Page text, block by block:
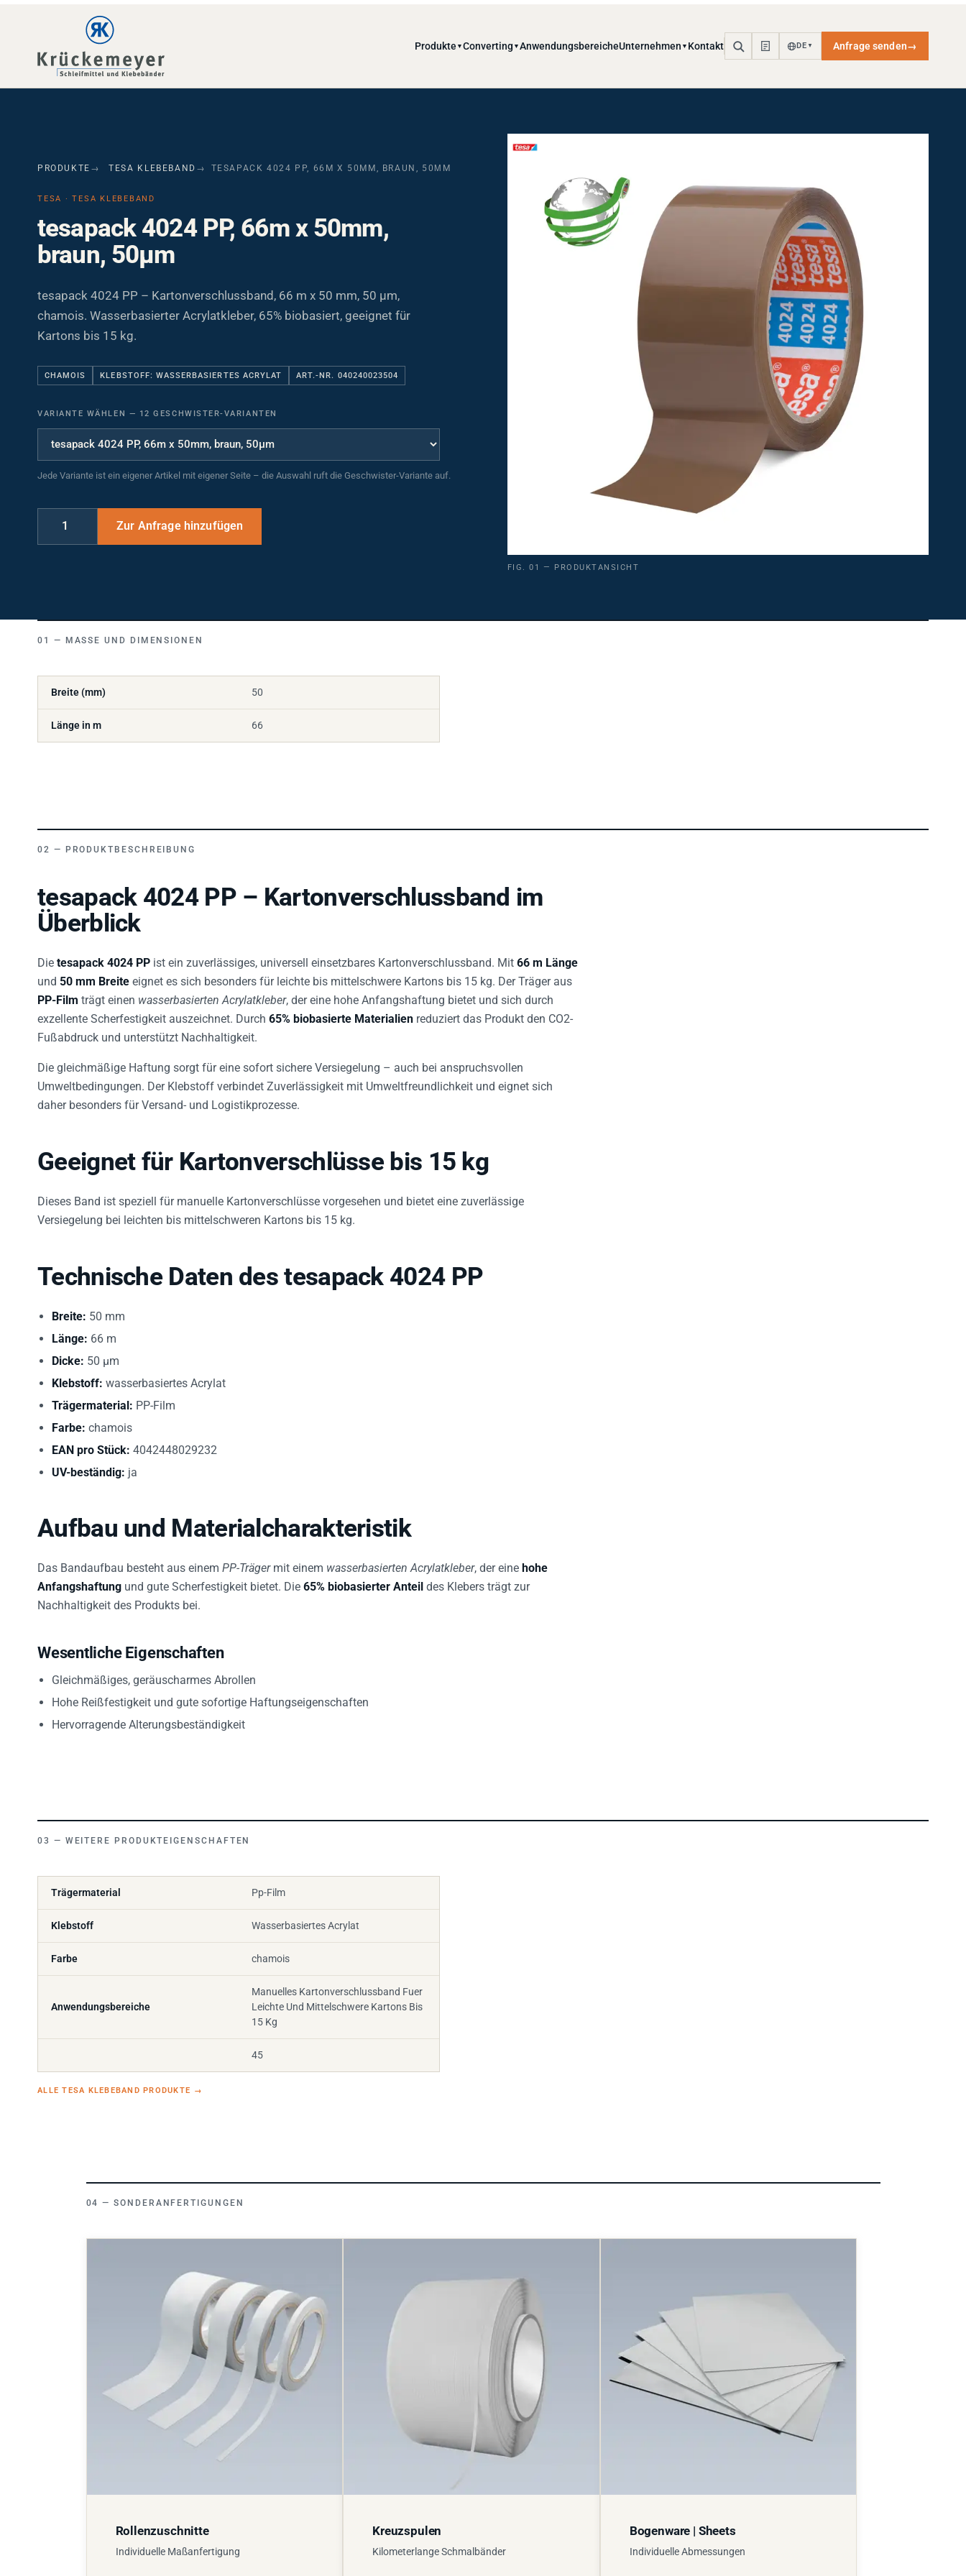
Produkte Converting AnwendungsbereicheUnternehmen Kontakt DE Anfrage senden
PRODUKTE TESA KLEBEBAND TESAPACK 4024 PP, 66M X 50MM, BRAUN, 50ΜM
TESA · TESA KLEBEBAND
tesapack 4024 PP, 66m x 50mm,
braun, 50µm
tesapack 4024 PP – Kartonverschlussband, 66 m x 50 mm, 50 µm,
chamois. Wasserbasierter Acrylatkleber, 65% biobasiert, geeignet für
Kartons bis 15 kg.
CHAMOIS KLEBSTOFF: WASSERBASIERTES ACRYLAT ART.-NR. 040240023504
VARIANTE WÄHLEN 12 GESCHWISTER-VARIANTEN
Jede Variante ist ein eigener Artikel mit eigener Seite – die Auswahl ruft die Geschwister-Variante auf.
FIG. 01 — PRODUKTANSICHT
MASSE UND DIMENSIONEN
Breite (mm) 50
Länge in m 66
PRODUKTBESCHREIBUNG
tesapack 4024 PP – Kartonverschlussband im
Überblick
Die tesapack 4024 PP ist ein zuverlässiges, universell einsetzbares Kartonverschlussband. Mit 66 m Länge
und 50 mm Breite eignet es sich besonders für leichte bis mittelschwere Kartons bis 15 kg. Der Träger aus
PP-Film trägt einen wasserbasierten Acrylatkleber, der eine hohe Anfangshaftung bietet und sich durch
exzellente Scherfestigkeit auszeichnet. Durch 65% biobasierte Materialien reduziert das Produkt den CO2-
Fußabdruck und unterstützt Nachhaltigkeit.
Die gleichmäßige Haftung sorgt für eine sofort sichere Versiegelung – auch bei anspruchsvollen
Umweltbedingungen. Der Klebstoff verbindet Zuverlässigkeit mit Umweltfreundlichkeit und eignet sich
daher besonders für Versand- und Logistikprozesse.
Geeignet für Kartonverschlüsse bis 15 kg
Dieses Band ist speziell für manuelle Kartonverschlüsse vorgesehen und bietet eine zuverlässige
Versiegelung bei leichten bis mittelschweren Kartons bis 15 kg.
Technische Daten des tesapack 4024 PP
Breite: 50 mm
Länge: 66 m
Dicke: 50 µm
Klebstoff: wasserbasiertes Acrylat
Trägermaterial: PP-Film
Farbe: chamois
EAN pro Stück: 4042448029232
UV-beständig: ja
Aufbau und Materialcharakteristik
Das Bandaufbau besteht aus einem PP-Trägermit einem wasserbasierten Acrylatkleber, der eine hohe
Anfangshaftung und gute Scherfestigkeit bietet. Die 65% biobasierter Anteil des Klebers trägt zur
Nachhaltigkeit des Produkts bei.
Wesentliche Eigenschaften
Gleichmäßiges, geräuscharmes Abrollen
Hohe Reißfestigkeit und gute sofortige Haftungseigenschaften
Hervorragende Alterungsbeständigkeit
WEITERE PRODUKTEIGENSCHAFTEN
Trägermaterial Pp-Film
Klebstoff Wasserbasiertes Acrylat
Farbe chamois
Anwendungsbereiche
Manuelles Kartonverschlussband Fuer
Leichte Und Mittelschwere Kartons Bis
15 Kg
45
ALLE TESA KLEBEBAND PRODUKTE
SONDERANFERTIGUNGEN
Rollenzuschnitte
Individuelle Maßanfertigung
Kreuzspulen
Kilometerlange Schmalbänder
Bogenware | Sheets
Individuelle Abmessungen